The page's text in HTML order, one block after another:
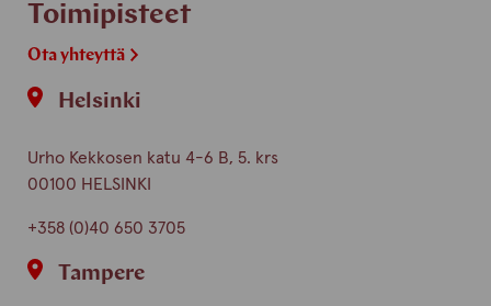
Toimipisteet
Ota yhteyttä
Helsinki
Urho Kekkosen katu 4-6 B, 5. krs
00100 HELSINKI
+358 (0)40 650 3705
Tampere